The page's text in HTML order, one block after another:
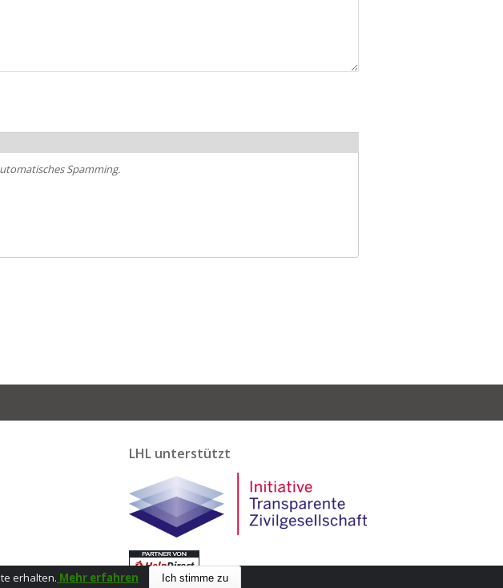
erhalten. Mehr erfahren Ich stimme zu
Spamming.
LHL unterstützt